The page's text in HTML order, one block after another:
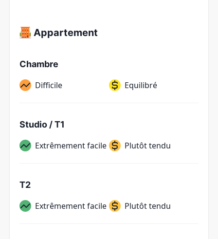
Appartement
Chambre
Difficile Equilibré
Studio / T1
Extrêmement facile Plutôt tendu
T2
Extrêmement facile Plutôt tendu